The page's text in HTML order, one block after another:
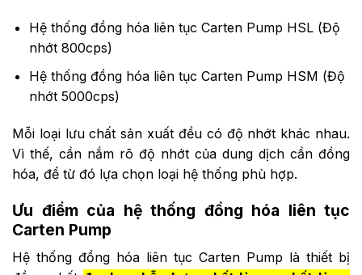
Hệ thống đồng hóa liên tục Carten Pump HSL (Độ
nhớt 800cps)
Hệ thống đồng hóa liên tục Carten Pump HSM (Độ
nhớt 5000cps)
Mỗi loại lưu chất sản xuất đều có độ nhớt khác nhau.
Vì thế, cần nắm rõ độ nhớt của dung dịch cần đồng
hóa, để từ đó lựa chọn loại hệ thống phù hợp.
Ưu điểm của hệ thống đồng hóa liên tục
Carten Pump
Hệ thống đồng hóa liên tục Carten Pump là thiết bị